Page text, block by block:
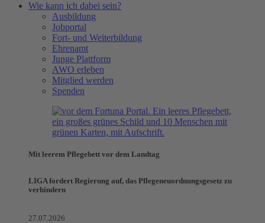
Wie kann ich dabei sein?
Ausbildung
Jobportal
Fort- und Weiterbildung
Ehrenamt
Junge Plattform
AWO erleben
Mitglied werden
Spenden
Mit leerem Pflegebett vor dem Landtag
LIGA fordert Regierung auf, das Pflegeneuordnungsgesetz zu
verhindern
27.07.2026